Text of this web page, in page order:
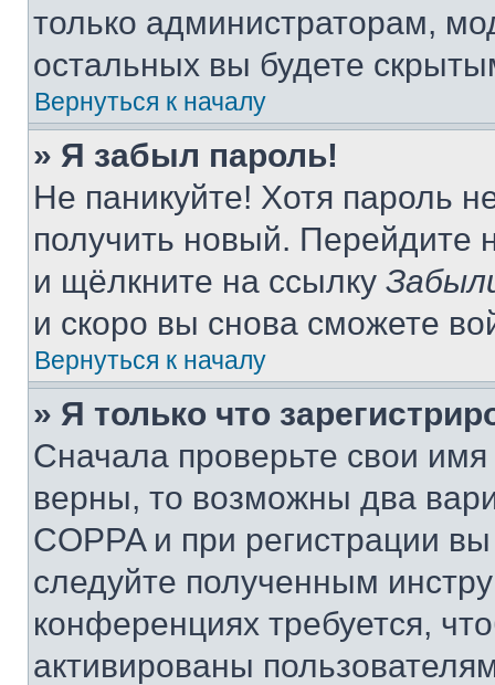
только администраторам,
остальных вы будете
Вернуться к началу
» Я забыл пароль!
Не паникуйте! Хотя пароль
получить новый. Перейдите
и щёлкните на ссылку
и скоро вы снова сможете
Вернуться к началу
» Я только что
Сначала проверьте свои
верны, то возможны два
COPPA и при регистрации
следуйте полученным
конференциях требуется,
активированы